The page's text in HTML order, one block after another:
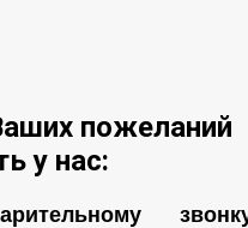
пожеланий
у нас: